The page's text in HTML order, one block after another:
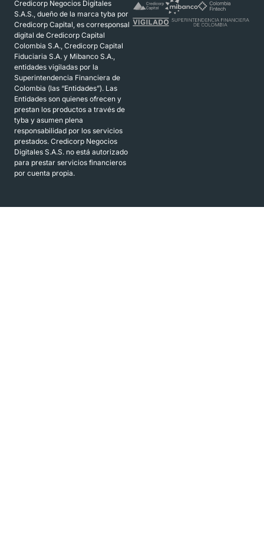
Credicorp Negocios Digitales
S.A.S., dueño de la marca tyba por
Credicorp Capital, es corresponsal
digital de Credicorp Capital
Colombia S.A., Credicorp Capital
Fiduciaria S.A. y Mibanco S.A.,
entidades vigiladas por la
Superintendencia Financiera de
Colombia (las “Entidades”). Las
Entidades son quienes ofrecen y
prestan los productos a través de
tyba y asumen plena
responsabilidad por los servicios
prestados. Credicorp Negocios
Digitales S.A.S. no está autorizado
para prestar servicios financieros
por cuenta propia.